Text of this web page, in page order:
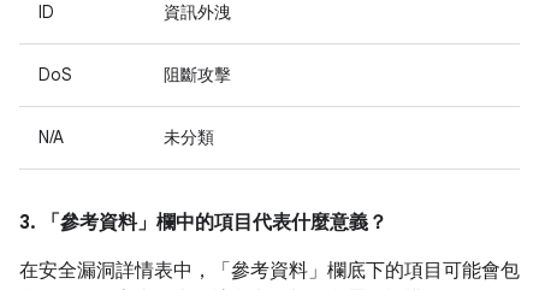
ID 資訊外洩
DoS 阻斷攻擊
N/A 未分類
3. 「參考資料」 欄中的項目代表什麼意義？
在安全漏洞詳情表中，「參考資料」 欄底下的項目可能會包